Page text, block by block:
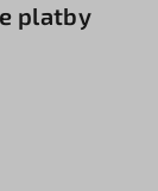
platby